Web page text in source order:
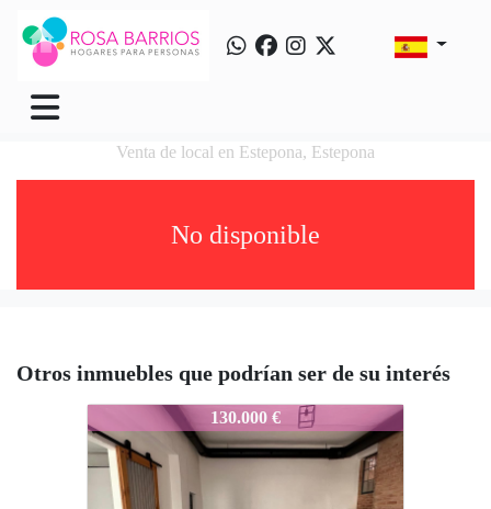
Venta de local en Estepona, Estepona
No disponible
Otros inmuebles que podrían ser de su interés
ERB315
130.000 €